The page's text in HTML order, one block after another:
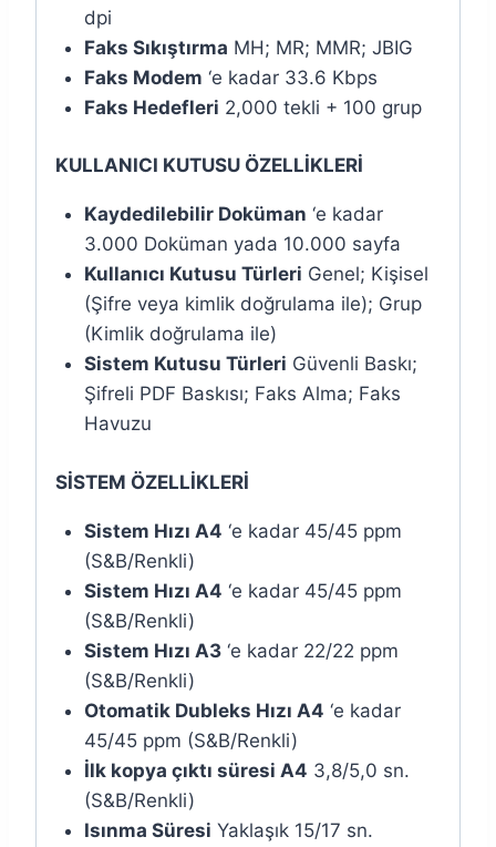
dpi
Faks Sıkıştırma MH; MR; MMR; JBIG
Faks Modem ‘e kadar 33.6 Kbps
Faks Hedefleri 2,000 tekli + 100 grup
KULLANICI KUTUSU ÖZELLİKLERİ
Kaydedilebilir Doküman ‘e kadar
3.000 Doküman yada 10.000 sayfa
Kullanıcı Kutusu Türleri Genel; Kişisel
(Şifre veya kimlik doğrulama ile); Grup
(Kimlik doğrulama ile)
Sistem Kutusu Türleri Güvenli Baskı;
Şifreli PDF Baskısı; Faks Alma; Faks
Havuzu
SİSTEM ÖZELLİKLERİ
Sistem Hızı A4 ‘e kadar 45/45 ppm
(S&B/Renkli)
Sistem Hızı A4 ‘e kadar 45/45 ppm
(S&B/Renkli)
Sistem Hızı A3‘e kadar 22/22 ppm
(S&B/Renkli)
Otomatik Dubleks Hızı A4 ‘e kadar
45/45 ppm (S&B/Renkli)
İlk kopya çıktı süresi A4 3,8/5,0 sn.
(S&B/Renkli)
Isınma Süresi Yaklaşık 15/17 sn.